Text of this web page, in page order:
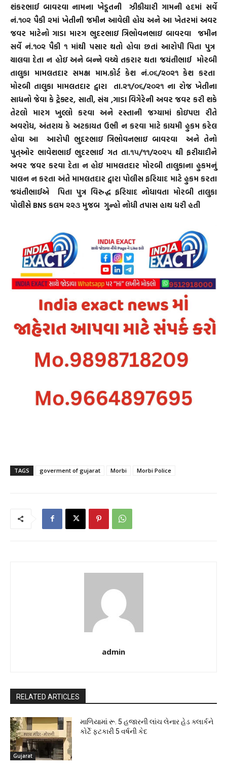
શંકરભાઈ બાવરવા નામના ખેડૂતની ઝીકીયારી ગામની હદમાં સર્વે
નં.૧૦૨ પૈકી ૨માં ખેતીની જમીન આવેલી હોય અને આ ખેતરમાં અવર
જવર માટેનો ગાડા મારગ ભુદરભાઇ ત્રિભોવનભાઇ બાવરવા જમીન
સર્વે નં.૧૦૨ પૈકી ૧ માંથી પસાર થતો હોવા છતાં આરોપી પિતા પુત્ર
ચાલવા દેતા ન હોઇ અને બન્ને વચ્ચે તકરાર થતા જયંતીભાઈ મોરબી
તાલુકા મામલતદાર સમક્ષ મામ.કોર્ટ કેશ નં.૦૬/૨૦૨૧ કેશ કરતા
મોરબી તાલુકા મામલતદાર દ્વારા તા.૨૧/૦૬/૨૦૨૧ ના રોજ ખેતીના
સાધનો જેવા કે ટ્રેક્ટર, સાતી, સંચ ,ગાડા વિગેરેની અવર જવર કરી શકે
તેટલો મારગ ખુલ્લો કરવા અને રસ્તાની જગ્યામાં કોઇપણ રીતે
અવરોધ, અંતરાય કે અટકાયત ઉભી ન કરવા માટે કાયમી હુકમ કરેલ
હોવા આ આરોપી ભુદરભાઇ ત્રિભોવનભાઇ બાવરવા અને તેનો
પુત્ઓર ભાવેશભાઈ ભુદરભાઈ ગત તા.૧૫/૧૧/૨૦૨૫ થી ફરીયાદીને
અવર જવર કરવા દેતા ન હોઇ મામલતદાર મોરબી તાલુકાના હુકમનું
પાલન ન કરતા અંતે મામલતદાર દ્વારા પોલીસ ફરિયાદ માટે હુકમ કરતા
જયંતીભાઈએ પિતા પુત્ર વિરુદ્ધ ફરિયાદ નોધાવતા મોરબી તાલુકા
પોલીસે BNSકલમ ૨૨૩ મુજબ ગુન્હો નોધી તપાસ હાથ ધરી હતી
TAGS goverment of gujarat Morbi Morbi Police
admin
RELATED ARTICLES
Gujarat
માળિયામાં રૂ. 5 હજારની લાંચ લેનાર હેડ ક્લાર્કને
કોર્ટે ફટકારી 5 વર્ષની કેદ